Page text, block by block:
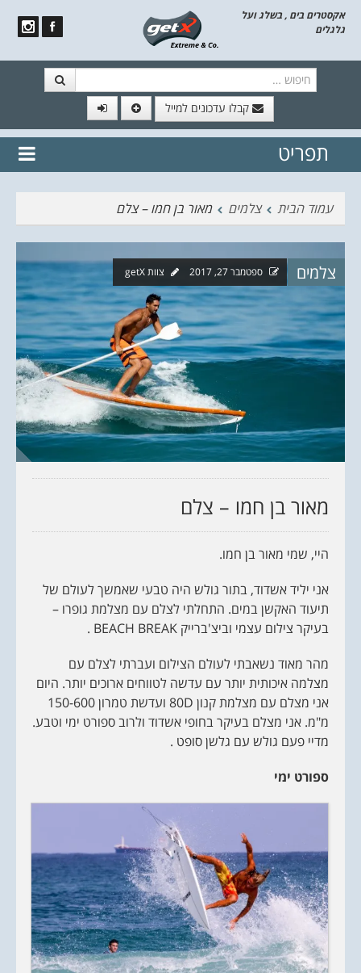
אקסטרים בים , בשלג ועל
גלגלים
קבלו עדכונים למייל
// הצטרף לרשימת תפוצה!
נשמח
תפריט
עמוד הבית
צלמים מאור בן חמו – צלם
צלמים ספטמבר 27, 2017 צוות getX
מאור בן חמו – צלם
היי, שמי מאור בן חמו.
אני יליד אשדוד, בתור גולש היה טבעי שאמשך לעולם של
תיעוד האקשן במים. התחלתי לצלם עם מצלמת גופרו –
בעיקר צילום עצמי וביצ'ברייק BEACH BREAK .
מהר מאוד נשאבתי לעולם הצילום ועברתי לצלם עם
מצלמה איכותית יותר עם עדשה לטווחים ארוכים יותר. היום
אני מצלם עם מצלמת קנון 80D ועדשת טמרון 150-600
מ"מ. אני מצלם בעיקר בחופי אשדוד ולרוב ספורט ימי וטבע.
מדיי פעם גולש עם גלשן סופט .
ספורט ימי